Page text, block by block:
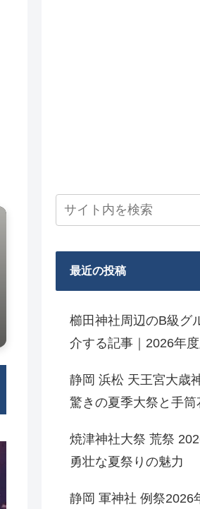
最近の投稿
櫛田神社周辺のB級グ
介する記事｜2026年
静岡 浜松 天王宮大歳
驚きの夏季大祭と手筒
焼津神社大祭 荒祭
勇壮な夏祭りの魅力
静岡 軍神社 例祭2026